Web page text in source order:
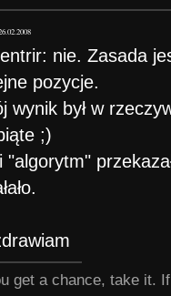
nie. Zasada
pozycje.
wynik był w
;)
"algorytm"
get a chance, take it.